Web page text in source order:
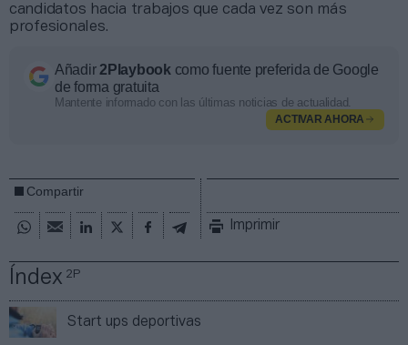
Índex2P
Start ups deportivas
candidatos hacia trabajos que cada vez son más
profesionales.
Añadir2Playbook como fuente preferida de Google
de forma gratuita
Mantente informado con las últimas noticias de actualidad.
ACTIVAR AHORA
Compartir
Imprimir